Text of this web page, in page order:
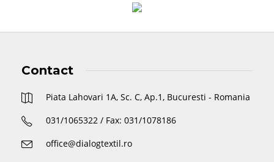
Contact
Piata Lahovari 1A, Sc. C, Ap.1, Bucuresti - Romania
031/1065322 / Fax: 031/1078186
office@dialogtextil.ro